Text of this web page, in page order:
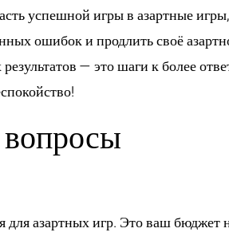
успешной игры в азартные
ошибок и продлить своё
— это шаги к более
азартных игр. Это ваш бюджет